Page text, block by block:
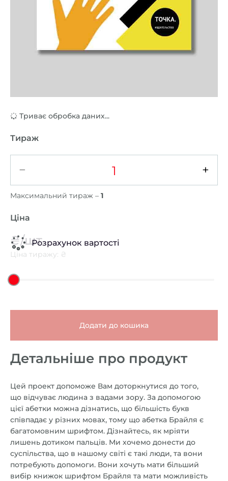
Триває обробка даних...
Тираж
− +
Максимальний тираж – 1
Ціна
Розрахунок вартості
₴/шт
Ціна тиражу: ₴
Додати до кошика
Детальніше про продукт
Цей проект допоможе Вам доторкнутися до того,
що відчуває людина з вадами зору. За допомогою
цієї абетки можна дізнатись, що більшість букв
співпадає у різних мовах, тому що абетка Брайля є
багатомовним шрифтом. Дізнайтесь, як мріяти
лишень дотиком пальців. Ми хочемо донести до
суспільства, що в нашому світі є такі люди, та вони
потребують допомоги. Вони хочуть мати більший
вибір книжок шрифтом Брайля та мати можливість